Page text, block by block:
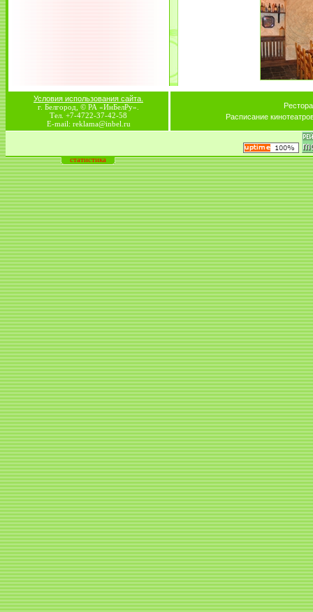
Условия использования сайта.
г. Белгород, © РА «ИнБелРу».
Тел. +7-4722-37-42-58
E-mail: reklama@inbel.ru
Расписание
статистика